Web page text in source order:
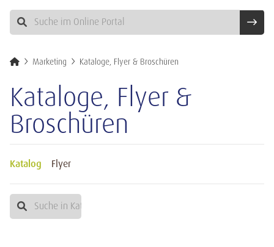
Marketing Kataloge, Flyer & Broschüren
Kataloge, Flyer &
Broschüren
Katalog Flyer